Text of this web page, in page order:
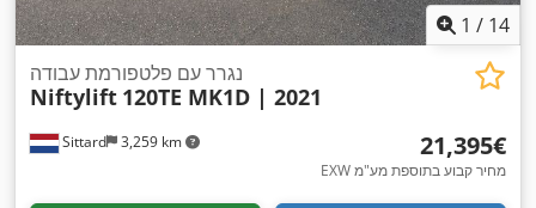
1 / 14
Sittard 3,259 km
נגרר עם פלטפורמת עבודה
Niftylift 120TE MK1D | 2021
‏21,395 ‏€
EXW מחיר קבוע בתוספת מע"מ